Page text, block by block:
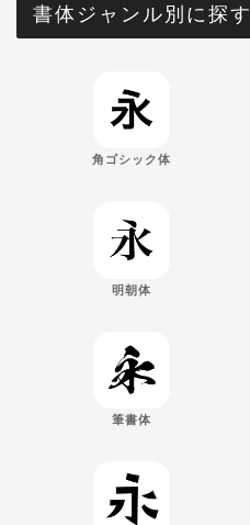
書体ジャンル別に探す
角ゴシック体
明朝体
筆書体